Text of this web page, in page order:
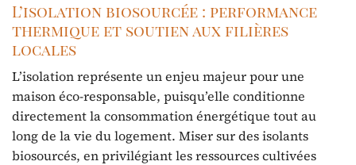
L’isolation biosourcée : performance
thermique et soutien aux filières
locales
L’isolation représente un enjeu majeur pour une
maison éco-responsable, puisqu’elle conditionne
directement la consommation énergétique tout au
long de la vie du logement. Miser sur des isolants
biosourcés, en privilégiant les ressources cultivées